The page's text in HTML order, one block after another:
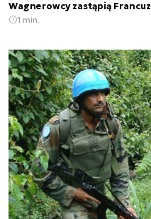
Wagnerowcy zastąpią
1 min.